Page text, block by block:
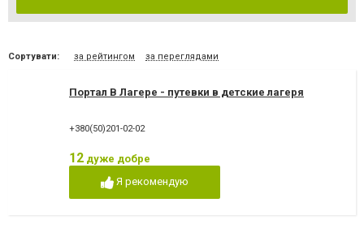
Сортувати: за рейтингом за переглядами
Портал В Лагере - путевки в детские лагеря
+380(50)201-02-02
12 дуже добре
Я рекомендую